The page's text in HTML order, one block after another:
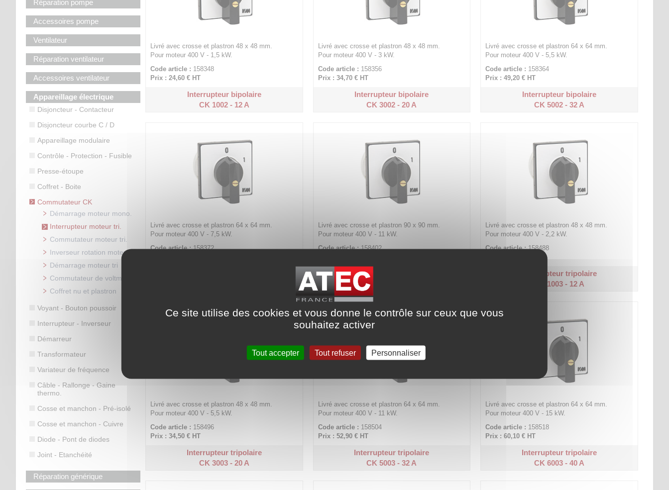
Réparation pompe
Accessoires pompe
Ventilateur
Réparation ventilateur
Accessoires ventilateur
Appareillage électrique
Disjoncteur - Contacteur
Disjoncteur courbe C / D
Appareillage modulaire
Contrôle - Protection - Fusible
Presse-étoupe
Coffret - Boite
Commutateur CK
Démarrage moteur mono.
Interrupteur moteur tri.
Commutateur moteur tri.
Inverseur rotation moteur
Démarrage moteur tri
Commutateur de voltmètre
Coffret nu et plastron
Voyant - Bouton poussoir
Interrupteur - Inverseur
Démarreur
Transformateur
Variateur de fréquence
Câble - Rallonge - Gaine
thermo.
Cosse et manchon - Pré-isolé
Cosse et manchon - Cuivre
Diode - Pont de diodes
Joint - Etanchéité
Réparation générique
Livré avec crosse et plastron 48 x 48 mm.
Pour moteur 400 V - 1,5 kW.
Code article : 158348
Prix : 24,60 € HT
Interrupteur bipolaire
CK 1002 - 12 A
Livré avec crosse et plastron 48 x 48 mm.
Pour moteur 400 V - 3 kW.
Code article : 158356
Prix : 34,70 €HT
Interrupteur bipolaire
CK 3002 - 20 A
Livré avec crosse et plastron 64 x 64 mm.
Pour moteur 400 V - 5,5 kW.
Code article : 158364
Prix : 49,20 € HT
Interrupteur bipolaire
CK 5002 - 32 A
Livré avec crosse et plastron 64 x 64 mm.
Pour moteur 400 V - 7,5 kW.
Code article :158372
Livré avec crosse et plastron 90 x 90 mm.
Pour moteur 400 V - 11 kW.
Code article :158402
Interrupteur bipolaire
CK 9002 - 63 A
Livré avec crosse et plastron 48 x 48 mm.
Pour moteur 400 V - 2,2 kW.
Code article :158488
Interrupteur tripolaire
CK 1003 - 12 A
Livré avec crosse et plastron 48 x 48 mm.
Pour moteur 400 V - 5,5 kW.
Code article : 158496
Prix : 34,50 € HT
Interrupteur tripolaire
CK 3003 - 20 A
Livré avec crosse et plastron 64 x 64 mm.
Pour moteur 400 V - 11 kW.
Code article : 158504
Prix : 52,90 €HT
Interrupteur tripolaire
CK 5003 - 32 A
Livré avec crosse et plastron 64 x 64 mm.
Pour moteur 400 V - 15 kW.
Code article : 158518
Prix : 60,10 € HT
Interrupteur tripolaire
CK 6003 - 40 A
Ce site utilise des cookies et vous donne le contrôle sur ceux que vous
souhaitez activer
Tout accepter Tout refuser Personnaliser